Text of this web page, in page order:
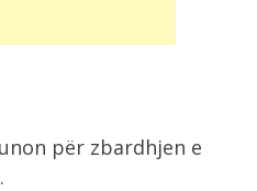
për zbardhjen e